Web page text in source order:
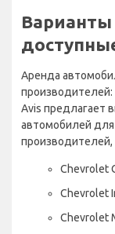
Аренда
производителей:
Avis предлагает
автомобилей
производителей,
Chevrolet
Chevrolet
Chevrolet